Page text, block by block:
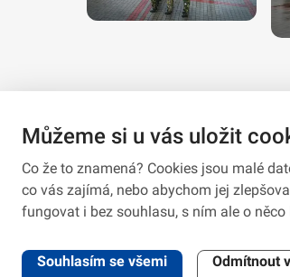
2026 © VeV-VA Vyškov • Informace
Můžeme si u vás uložit
Co že to znamená? Cookies jsou malé
co vás zajímá, nebo abychom jej
fungovat i bez souhlasu, s ním ale o něco
Souhlasím se všemi Odmítnout